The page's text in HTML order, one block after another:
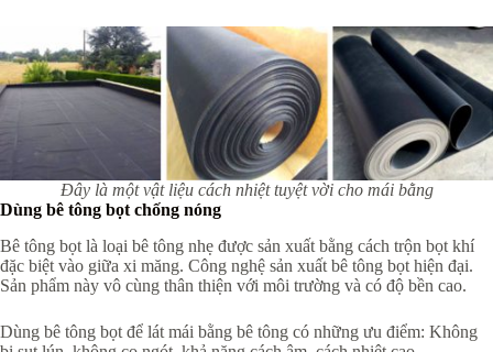
Đây là một vật liệu cách nhiệt tuyệt vời cho mái bằng
Dùng bê tông bọt chống nóng
Bê tông bọt là loại bê tông nhẹ được sản xuất bằng cách trộn bọt khí
đặc biệt vào giữa xi măng. Công nghệ sản xuất bê tông bọt hiện đại.
Sản phẩm này vô cùng thân thiện với môi trường và có độ bền cao.
Dùng bê tông bọt để lát mái bằng bê tông có những ưu điểm: Không